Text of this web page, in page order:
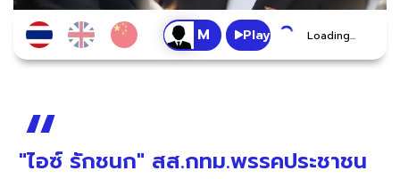
Play Loading...
"ไอซ์ รักชนก" สส.กทม.พรรคประชาชน